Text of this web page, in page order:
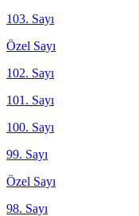
103. Sayı
Özel Sayı
102. Sayı
101. Sayı
100. Sayı
99. Sayı
Özel Sayı
98. Sayı